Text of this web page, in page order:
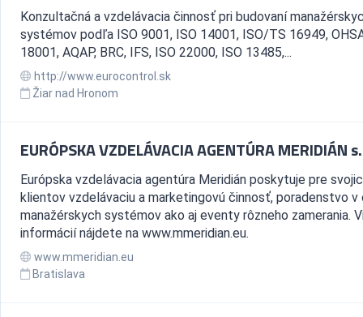
Konzultačná a vzdelávacia činnosť pri budovaní
systémov podľa ISO 9001, ISO 14001, ISO/TS 16949,
18001, AQAP, BRC, IFS, ISO 22000, ISO 13485,...
http://www.eurocontrol.sk
Žiar nad Hronom
EURÓPSKA VZDELÁVACIA AGENTÚRA MERIDIÁN
Európska vzdelávacia agentúra Meridián poskytuje pre
klientov vzdelávaciu a marketingovú činnosť, poradenstvo v
manažérskych systémov ako aj eventy rôzneho zamerania.
informácií nájdete na www.mmeridian.eu.
www.mmeridian.eu
Bratislava